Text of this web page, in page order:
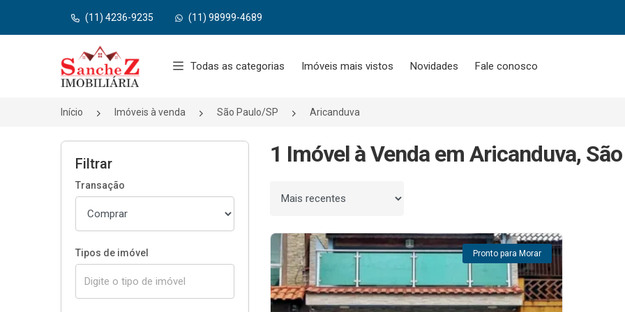
(11) 4236-9235 (11) 98999-4689
Página inicial
Todas as categorias Imóveis mais vistos Novidades Fale conosco
Início Imóveis à venda São Paulo/SP Aricanduva
Filtrar
Transação
Tipos de imóvel
1 Imóvel à Venda em Aricanduva,
Ordenar por
Pronto para Morar